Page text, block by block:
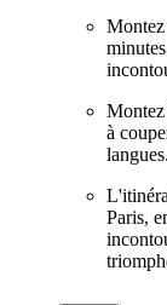
à
langues.
Paris,